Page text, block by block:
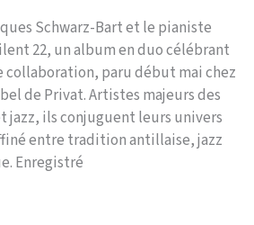
Schwarz-Bart et le pianiste
22, un album en duo célébrant
collaboration, paru début mai chez
de Privat. Artistes majeurs des
jazz, ils conjuguent leurs univers
entre tradition antillaise, jazz
Enregistré